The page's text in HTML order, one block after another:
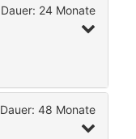
Dauer: 24 Monate
Dauer: 48 Monate